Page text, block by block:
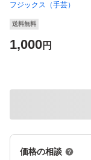
フジックス（手芸）
送料無料
1,000円
価格の相談